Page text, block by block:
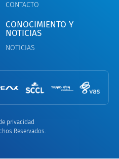
CONTACTO
CONOCIMIENTO Y
NOTICIAS
NOTICIAS
privacidad
Reservados.